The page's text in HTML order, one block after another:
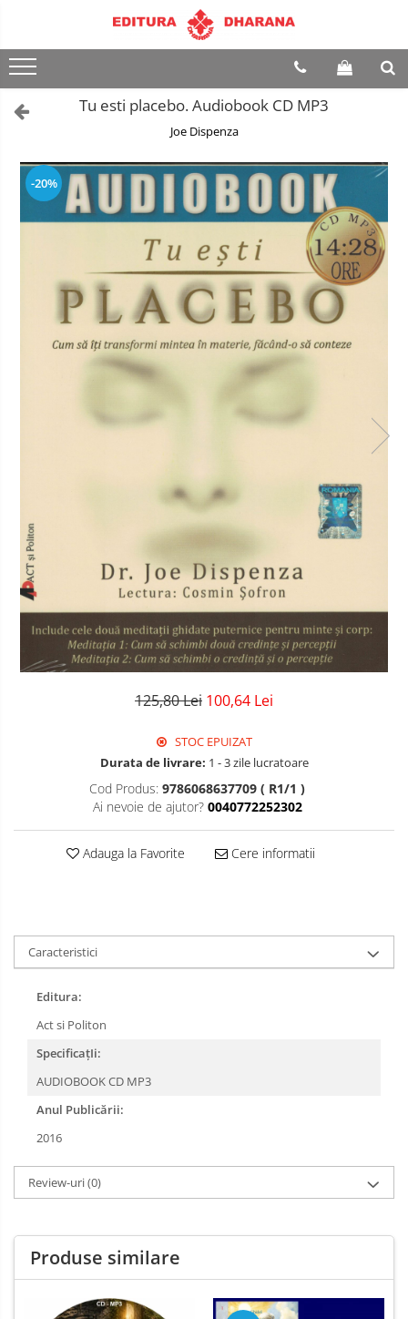
Tu esti placebo. Audiobook CD MP3
Joe Dispenza
-20%
125,80 Lei 100,64 Lei
STOC EPUIZAT
Durata de livrare: 1 - 3 zile lucratoare
Cod Produs: 9786068637709 ( R1/1 )
Ai nevoie de ajutor? 0040772252302
Adauga la Favorite Cere informatii
Caracteristici
Editura:
Act si Politon
SpecificațIi:
AUDIOBOOK CD MP3
Anul Publicării:
2016
Review-uri(0)
Produse similare